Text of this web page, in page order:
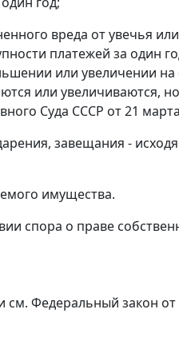
вреда от увечья
платежей за один
или увеличении
или увеличиваются,
Суда СССР от 21 марта
завещания -
имущества.
спора о праве
см. Федеральный закон